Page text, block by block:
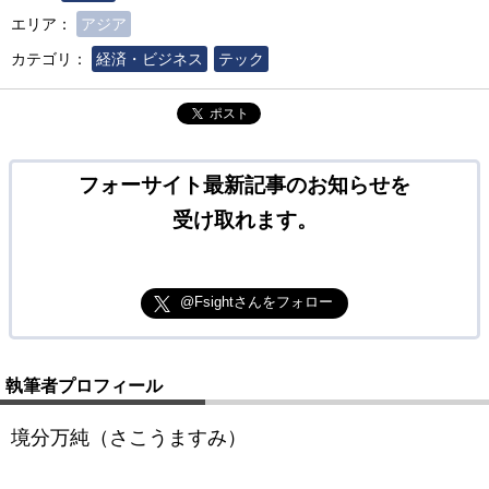
エリア：
アジア
カテゴリ：
経済・ビジネス テック
ポスト
フォーサイト最新記事のお知らせを
受け取れます。
@Fsightさんをフォロー
執筆者プロフィール
境分万純（さこうますみ）